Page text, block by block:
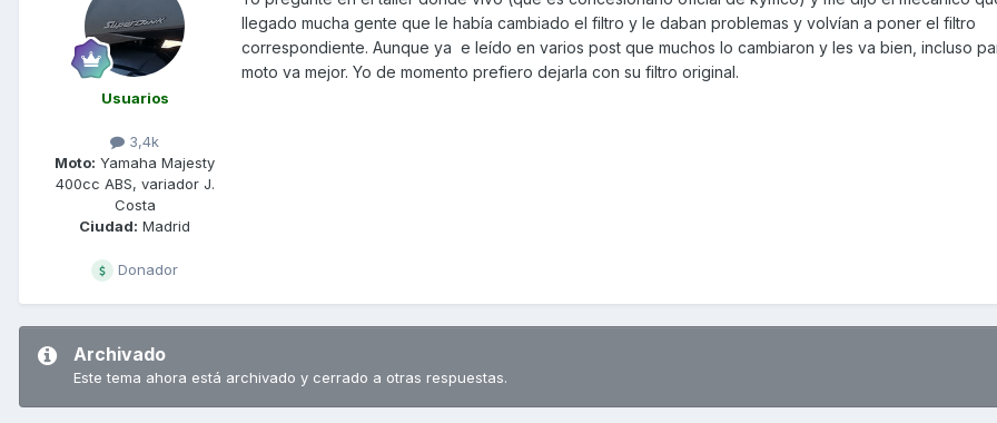
Usuarios
3,4k
Moto: Yamaha Majesty
400cc ABS, variador J.
Costa
Ciudad: Madrid
Donador
llegado mucha gente que le había cambiado el filtro y le daban problemas y volvían a poner el filtro
correspondiente. Aunque ya e leído en varios post que muchos lo cambiaron y les va bien, incluso
moto va mejor. Yo de momento prefiero dejarla con su filtro original.
Archivado
Este tema ahora está archivado y cerrado a otras respuestas.